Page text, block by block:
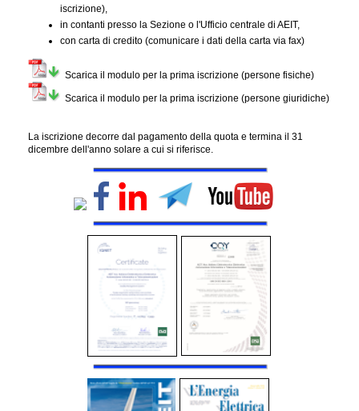
iscrizione),
in contanti presso la Sezione o l'Ufficio centrale di AEIT,
con carta di credito (comunicare i dati della carta via fax)
Scarica il modulo per la prima iscrizione (persone fisiche)
Scarica il modulo per la prima iscrizione (persone giuridiche)
La iscrizione decorre dal pagamento della quota e termina il 31
dicembre dell'anno solare a cui si riferisce.